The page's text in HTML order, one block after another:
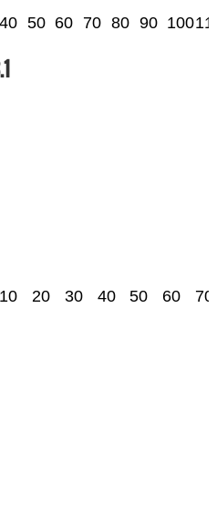
40 50 60 70 80 90 100
10 20 30 40 50 60 70